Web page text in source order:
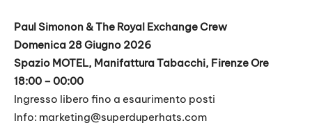
Paul Simonon & The Royal Exchange Crew
Domenica 28 Giugno 2026
Spazio MOTEL, Manifattura Tabacchi, Firenze Ore
18:00 – 00:00
Ingresso libero fino a esaurimento posti
Info: marketing@superduperhats.com